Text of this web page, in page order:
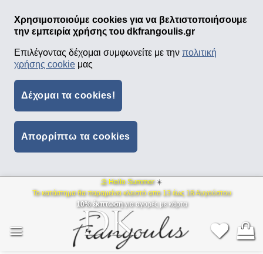
Χρησιμοποιούμε cookies για να βελτιστοποιήσουμε
την εμπειρία χρήσης του dkfrangoulis.gr
Επιλέγοντας δέχομαι συμφωνείτε με την πολιτική
χρήσης cookie μας
Δέχομαι τα cookies!
Απορρίπτω τα cookies
⛱ Hello Summer ☀️
Το κατάστημα θα παραμείνει κλειστό απο 13 έως 18 Αυγούστου
10% έκπτωσηγια αγορές με κάρτα